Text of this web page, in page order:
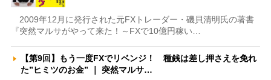
2009年12月に発行された元FXトレーダー・磯貝清明氏の著書
『突然マルサがやって来た！～FXで10億円稼い…
【第9回】もう一度FXでリベンジ！ 種銭は差し押さえを免れ
た”ヒミツのお金” ｜ 突然マルサ…